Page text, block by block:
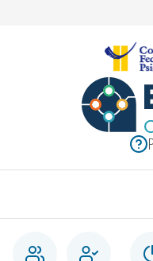
SISTEMA